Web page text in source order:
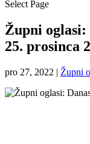
Select Page
Župni oglasi:
25. prosinca
pro 27, 2022 | Župni